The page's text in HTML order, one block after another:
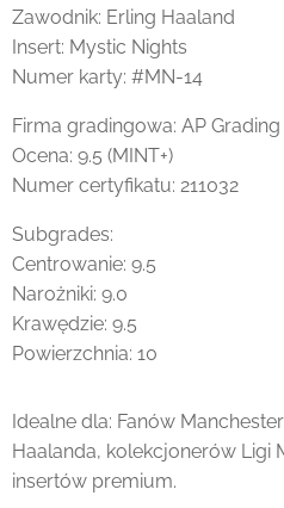
Zawodnik: Erling Haaland
Insert: Mystic Nights
Numer karty: #MN-14
Firma gradingowa: AP Grading
Ocena: 9.5 (MINT+)
Numer certyfikatu: 211032
Subgrades:
Centrowanie: 9.5
Narożniki: 9.0
Krawędzie: 9.5
Powierzchnia: 10
Idealne dla: Fanów
Haalanda, kolekcjonerów Ligi
insertów premium.